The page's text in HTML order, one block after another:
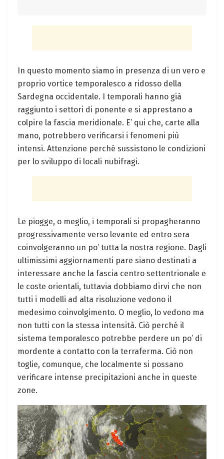
In questo momento siamo in presenza di un vero e
proprio vortice temporalesco a ridosso della
Sardegna occidentale. I temporali hanno già
raggiunto i settori di ponente e si apprestano a
colpire la fascia meridionale. E’ qui che, carte alla
mano, potrebbero verificarsi i fenomeni più
intensi. Attenzione perché sussistono le condizioni
per lo sviluppo di locali nubifragi.
Le piogge, o meglio, i temporali si propagheranno
progressivamente verso levante ed entro sera
coinvolgeranno un po’ tutta la nostra regione. Dagli
ultimissimi aggiornamenti pare siano destinati a
interessare anche la fascia centro settentrionale e
le coste orientali, tuttavia dobbiamo dirvi che non
tutti i modelli ad alta risoluzione vedono il
medesimo coinvolgimento. O meglio, lo vedono ma
non tutti con la stessa intensità. Ciò perché il
sistema temporalesco potrebbe perdere un po’ di
mordente a contatto con la terraferma. Ciò non
toglie, comunque, che localmente si possano
verificare intense precipitazioni anche in queste
zone.